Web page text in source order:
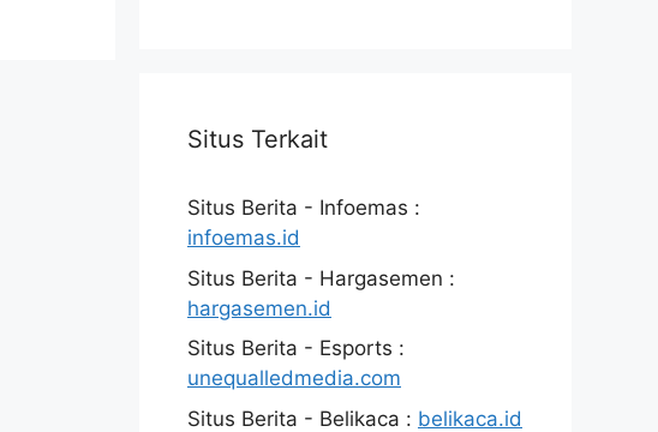
Situs Terkait
Situs Berita - Infoemas :
infoemas.id
Situs Berita - Hargasemen :
hargasemen.id
Situs Berita - Esports :
unequalledmedia.com
Situs Berita - Belikaca : belikaca.id